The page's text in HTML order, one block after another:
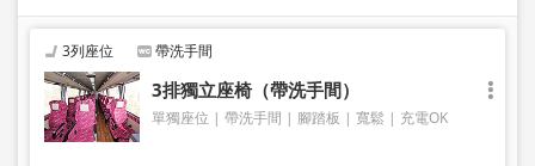
3列座位 帶洗手間
3排獨立座椅（帶洗手間）
單獨座位 帶洗手間 腳踏板 寬鬆 充電OK